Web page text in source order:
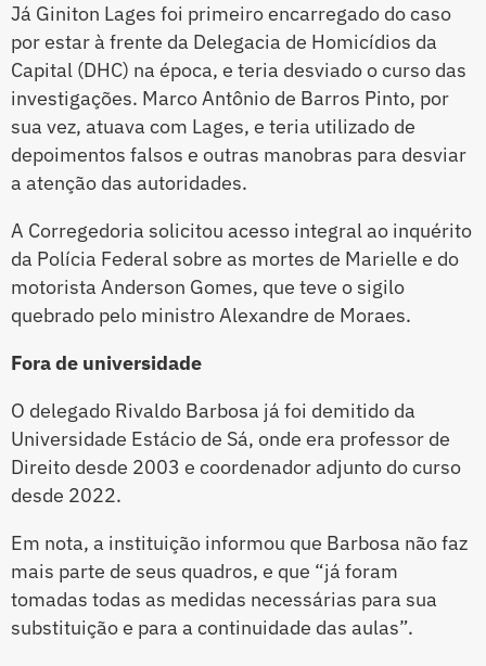
Já Giniton Lages foi primeiro encarregado do caso
por estar à frente da Delegacia de Homicídios da
Capital (DHC) na época, e teria desviado o curso das
investigações. Marco Antônio de Barros Pinto, por
sua vez, atuava com Lages, e teria utilizado de
depoimentos falsos e outras manobras para desviar
a atenção das autoridades.
A Corregedoria solicitou acesso integral ao inquérito
da Polícia Federal sobre as mortes de Marielle e do
motorista Anderson Gomes, que teve o sigilo
quebrado pelo ministro Alexandre de Moraes.
Fora de universidade
O delegado Rivaldo Barbosa já foi demitido da
Universidade Estácio de Sá, onde era professor de
Direito desde 2003 e coordenador adjunto do curso
desde 2022.
Em nota, a instituição informou que Barbosa não faz
mais parte de seus quadros, e que “já foram
tomadas todas as medidas necessárias para sua
substituição e para a continuidade das aulas”.